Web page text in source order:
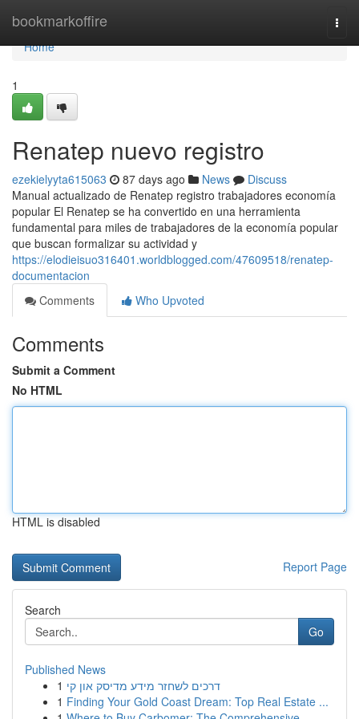
bookmarkoffire
Home
Home
1
Renatep nuevo registro
ezekielyyta615063 87 days ago News
Discuss
Manual actualizado de Renatep registro trabajadores economía
popular El Renatep se ha convertido en una herramienta
fundamental para miles de trabajadores de la economía popular
que buscan formalizar su actividad y
https://elodieisuo316401.worldblogged.com/47609518/renatep-
documentacion
Comments
Who Upvoted
Comments
Submit a Comment
No HTML
HTML is disabled
Report Page
Search
Go
Published News
1 דרכים לשחזר מידע מדיסק און קי
1 Finding Your Gold Coast Dream: Top Real Estate ...